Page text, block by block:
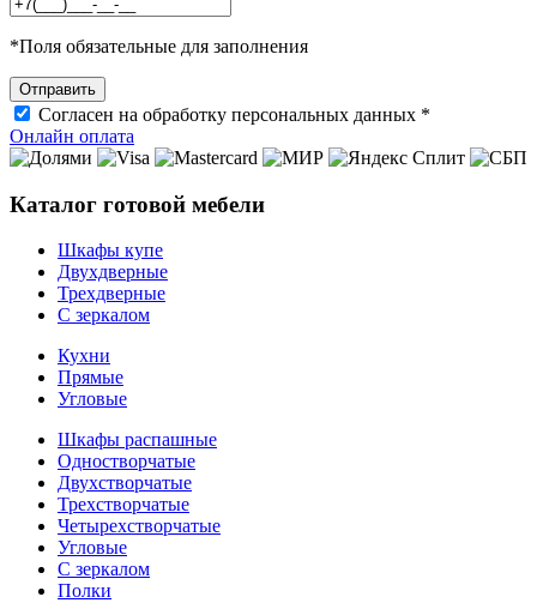
*Поля обязательные для заполнения
Согласен на обработку персональных данных *
Онлайн оплата
Каталог готовой мебели
Шкафы купе
Двухдверные
Трехдверные
С зеркалом
Кухни
Прямые
Угловые
Шкафы распашные
Одностворчатые
Двухстворчатые
Трехстворчатые
Четырехстворчатые
Угловые
С зеркалом
Полки